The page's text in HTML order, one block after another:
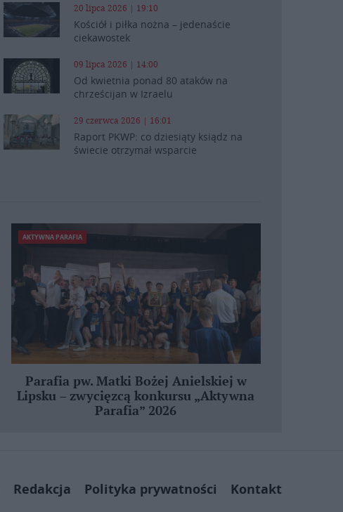
20 lipca 2026 | 19:10
Kościół i piłka nożna – jedenaście
ciekawostek
09 lipca 2026 | 14:00
Od kwietnia ponad 80 ataków na
chrześcijan w Izraelu
29 czerwca 2026 | 16:01
Raport PKWP: co dziesiąty ksiądz na
świecie otrzymał wsparcie
AKTYWNA PARAFIA
Parafia pw. Matki Bożej Anielskiej w
Lipsku – zwycięzcą konkursu „Aktywna
Parafia” 2026
Redakcja Polityka prywatności Kontakt